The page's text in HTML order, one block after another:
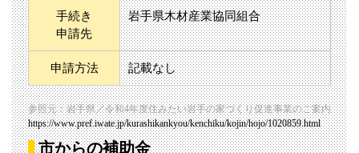
手続き
申請先
岩手県木材産業協同組合
申請方法 記載なし
参照元：岩手県／令和4年度住みたい岩手の家づくり促進事業のご案内
https://www.pref.iwate.jp/kurashikankyou/kenchiku/kojin/hojo/1020859.html
市からの補助金